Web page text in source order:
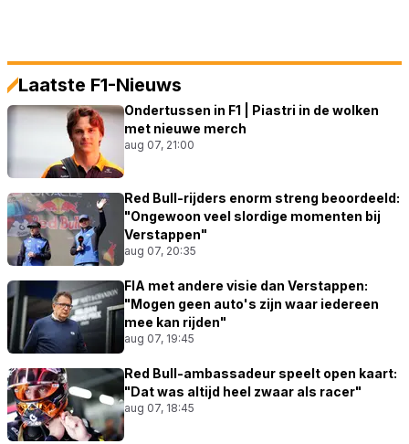
Laatste F1-Nieuws
Ondertussen in F1 | Piastri in de wolken
met nieuwe merch
aug 07, 21:00
Red Bull-rijders enorm streng beoordeeld:
"Ongewoon veel slordige momenten bij
Verstappen"
aug 07, 20:35
FIA met andere visie dan Verstappen:
"Mogen geen auto's zijn waar iedereen
mee kan rijden"
aug 07, 19:45
Red Bull-ambassadeur speelt open kaart:
"Dat was altijd heel zwaar als racer"
aug 07, 18:45